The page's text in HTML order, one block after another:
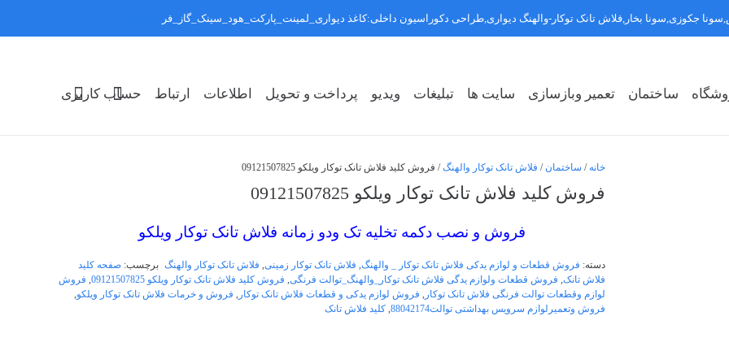
ساختمان تعمیر وبازسازی سایت ها تبلیغات ویدیو پرداخت و تحویل اطلاعات ارتباط حساب کاربری
خانه / ساختمان/ فلاش تانک توکار والهنگ/ فروش کلید فلاش تانک توکار ویلکو 09121507825
فروش کلید فلاش تانک توکار ویلکو 09121507825
فروش و نصب دکمه تخلیه تک ودو زمانه فلاش تانک توکار ویلکو
دسته: فروش قطعات و لوازم یدکی فلاش تانک توکار _ والهنگ, فلاش تانک توکار زمینی, فلاش تانک توکار والهنگ برچسب: صفحه کلید
فلاش تانک, فروش قطعات ولوازم یدگی فلاش تانک توکار_والهنگ_توالت فرنگی, فروش کلید فلاش تانک توکار ویلکو 09121507825 , فروش
لوازم وقطعات توالت فرنگی فلاش تانک توکار , فروش لوازم یدکی و قطعات فلاش تانک توکار , فروش و خرمات فلاش تانک توکار ویلکو,
فروش وتعمیرلوازم سرویس بهداشتی توالت88042174
, کلید فلاش تانک
جکوزی,سونا بخار,فلاش تانک توکار-والهنگ دیواری,طراحی دکوراسیون داخلی:کاغذ دیواری_لمینت_پارکت_هود_سینک_گاز_فر